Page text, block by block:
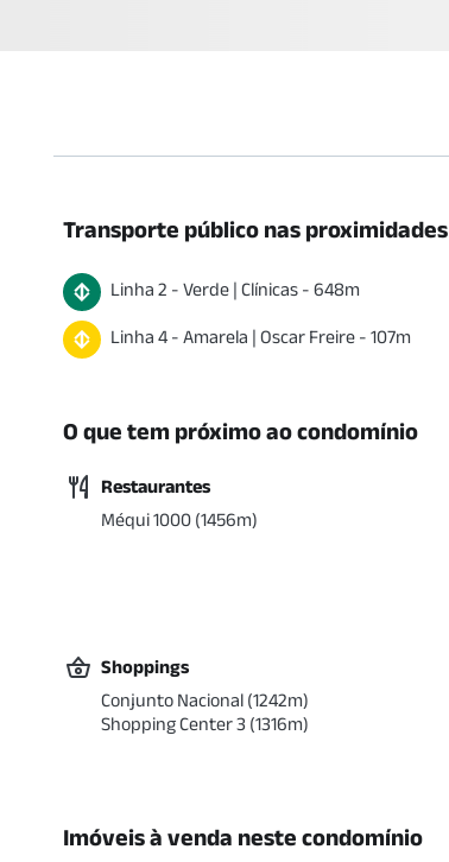
Transporte público nas proximidades
Linha 2 - Verde | Clínicas - 648m
Linha 4 - Amarela | Oscar Freire - 107m
O que tem próximo ao condomínio
Restaurantes
Méqui 1000 (1456m)
Shoppings
Conjunto Nacional (1242m)
Shopping Center 3 (1316m)
Imóveis à venda neste condomínio